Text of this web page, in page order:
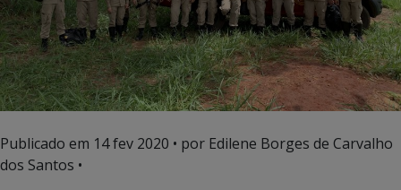
Publicado em 14 fev 2020 • por Edilene Borges de Carvalho
dos Santos •